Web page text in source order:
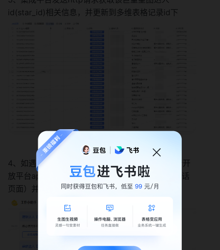
id(star_id)相关信息，并更新到多维表格记录id下
4、如遇star_id返回的参数wechat为空，调用抖音开
放平台api获取该（star_id下的unique_id的个人会话
页面）并通过飞书机器人发送至飞书